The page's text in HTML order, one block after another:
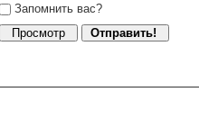
Запомнить вас?